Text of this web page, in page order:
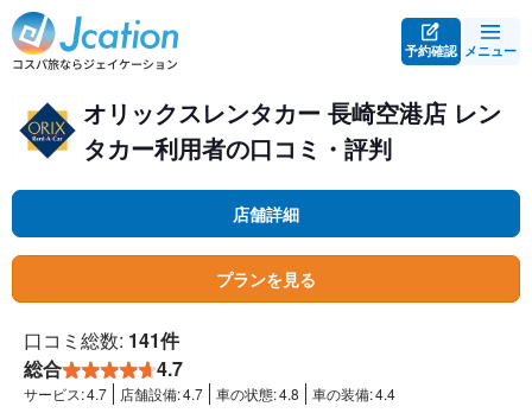
予約確認 メニュー
オリックスレンタカー 長崎空港店 レン
タカー利用者の口コミ・評判
店舗詳細
プランを見る
口コミ総数: 141件
総合
4.7
サービス:4.7 店舗設備:4.7 車の状態:4.8 車の装備:4.4